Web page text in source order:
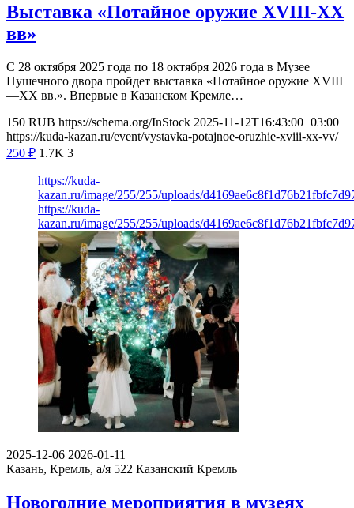
Выставка «Потайное оружие XVIII-XX
вв»
С 28 октября 2025 года по 18 октября 2026 года в Музее
Пушечного двора пройдет выставка «Потайное оружие XVIII
—XX вв.». Впервые в Казанском Кремле…
150 RUB https://schema.org/InStock 2025-11-12T16:43:00+03:00
https://kuda-kazan.ru/event/vystavka-potajnoe-oruzhie-xviii-xx-vv/
250 ₽ 1.7K 3
https://kuda-
kazan.ru/image/255/255/uploads/
https://kuda-
kazan.ru/image/255/255/uploads/
2025-12-06 2026-01-11
Казань, Кремль, а/я 522 Казанский Кремль
Новогодние мероприятия в музеях